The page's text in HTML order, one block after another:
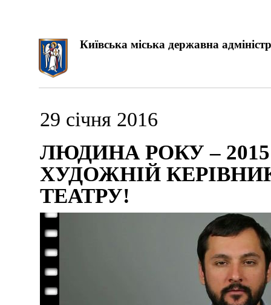
Київська міська державна
29 січня 2016
ЛЮДИНА РОКУ –
ХУДОЖНІЙ
ТЕАТРУ!